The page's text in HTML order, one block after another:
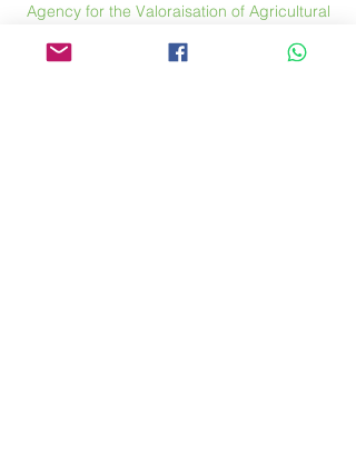
Agency for the Valoraisation of Agricultural